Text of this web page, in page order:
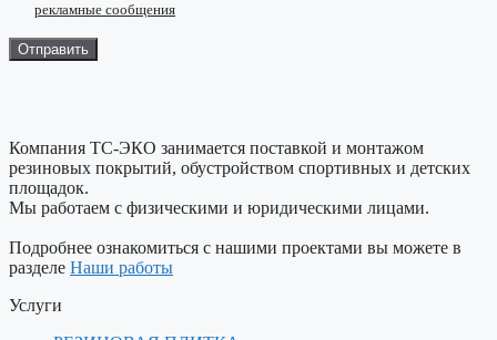
рекламные сообщения
Компания ТС-ЭКО занимается поставкой и монтажом
резиновых покрытий, обустройством спортивных и детских
площадок.
Мы работаем с физическими и юридическими лицами.
Подробнее ознакомиться с нашими проектами вы можете в
разделе Наши работы
Услуги